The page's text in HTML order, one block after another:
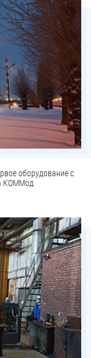
оборудование с
КОММод